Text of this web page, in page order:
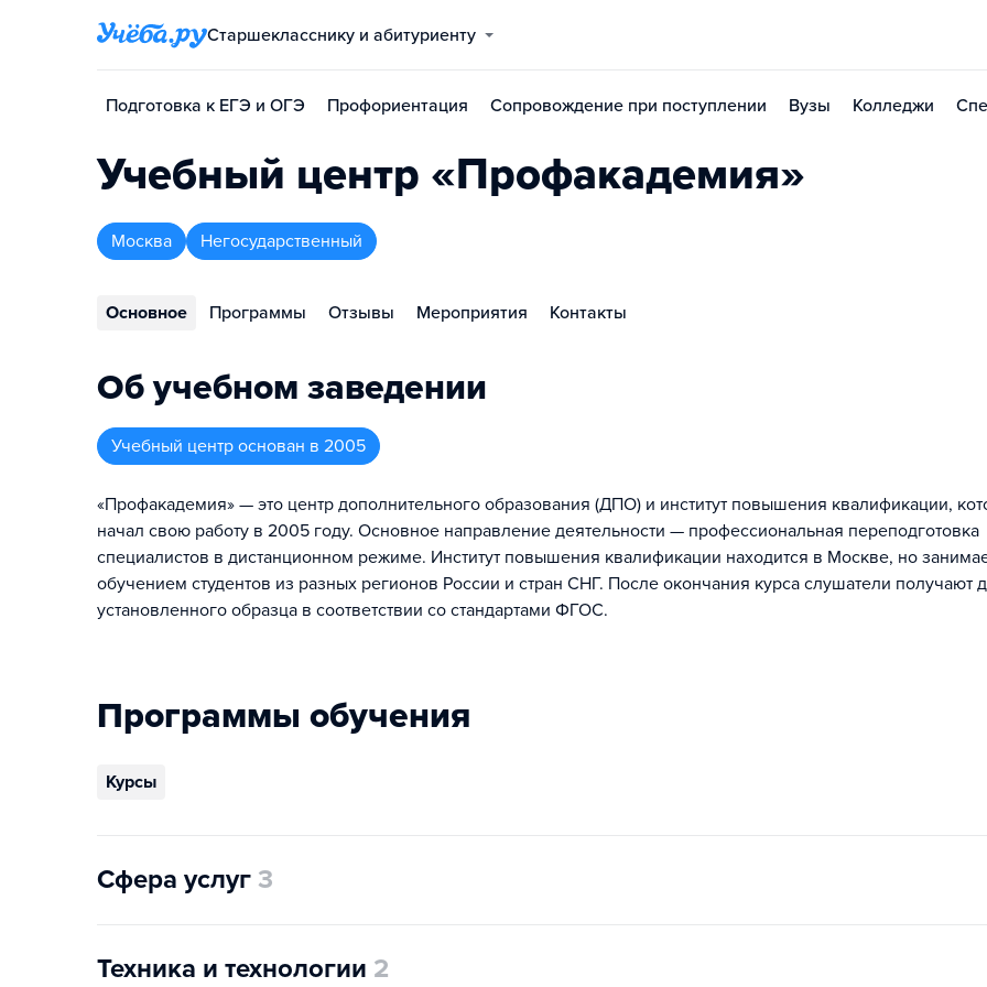
Старшекласснику и абитуриенту
Подготовка к ЕГЭ и ОГЭ Профориентация Сопровождение при поступлении Вузы Колледжи
Учебный центр «Профакадемия»
Москва Негосударственный
Основное Программы Отзывы Мероприятия Контакты
Об учебном заведении
Учебный центр основан в 2005
«Профакадемия» — это центр дополнительного образования (ДПО) и институт повышения квалификации,
начал свою работу в 2005 году. Основное направление деятельности — профессиональная переподготовка
специалистов в дистанционном режиме. Институт повышения квалификации находится в Москве, но
обучением студентов из разных регионов России и стран СНГ. После окончания курса слушатели получают
установленного образца в соответствии со стандартами ФГОС.
Программы обучения
Курсы
Сфера услуг 3
Техника и технологии 2